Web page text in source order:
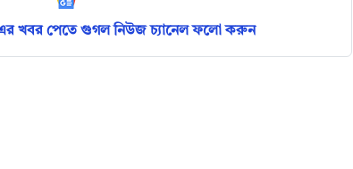
খবর পেতে গুগল নিউজ চ্যানেল ফলো করুন